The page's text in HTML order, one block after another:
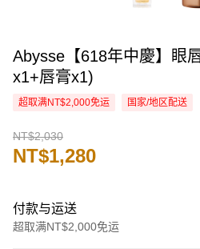
Abysse【618年中慶】眼
x1+唇膏x1)
超取满NT$2,000免运 国家/地区配送
NT$2,030
NT$1,280
付款与运送
超取满NT$2,000免运